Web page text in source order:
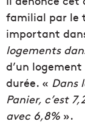
familial par le
important
logements
d’un
durée. « Dans
Panier, c’est
avec 6,8% ».